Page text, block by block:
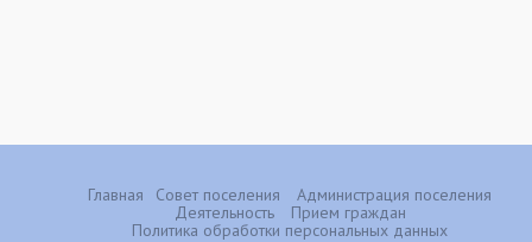
Главная Совет поселения
Администрация поселения
Деятельность
Прием граждан
Политика обработки персональных данных